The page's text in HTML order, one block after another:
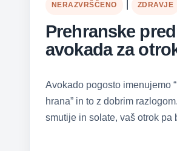
NERAZVRŠČENO ZDRAVJE
Prehranske
avokada za
Avokado pogosto imenujemo
hrana” in to z dobrim
smutije in solate, vaš otrok pa